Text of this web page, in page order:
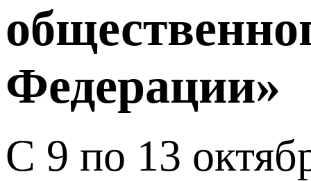
Федерации»
С 9 по 13